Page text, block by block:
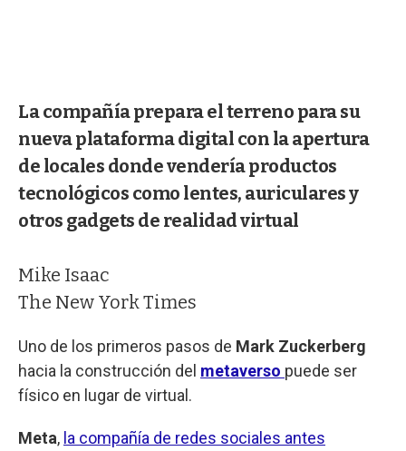
La compañía prepara el terreno para su
nueva plataforma digital con la apertura
de locales donde vendería productos
tecnológicos como lentes, auriculares y
otros gadgets de realidad virtual
Mike Isaac
The New York Times
Uno de los primeros pasos de Mark Zuckerberg
hacia la construcción del metaverso puede ser
físico en lugar de virtual.
Meta, la compañía de redes sociales antes